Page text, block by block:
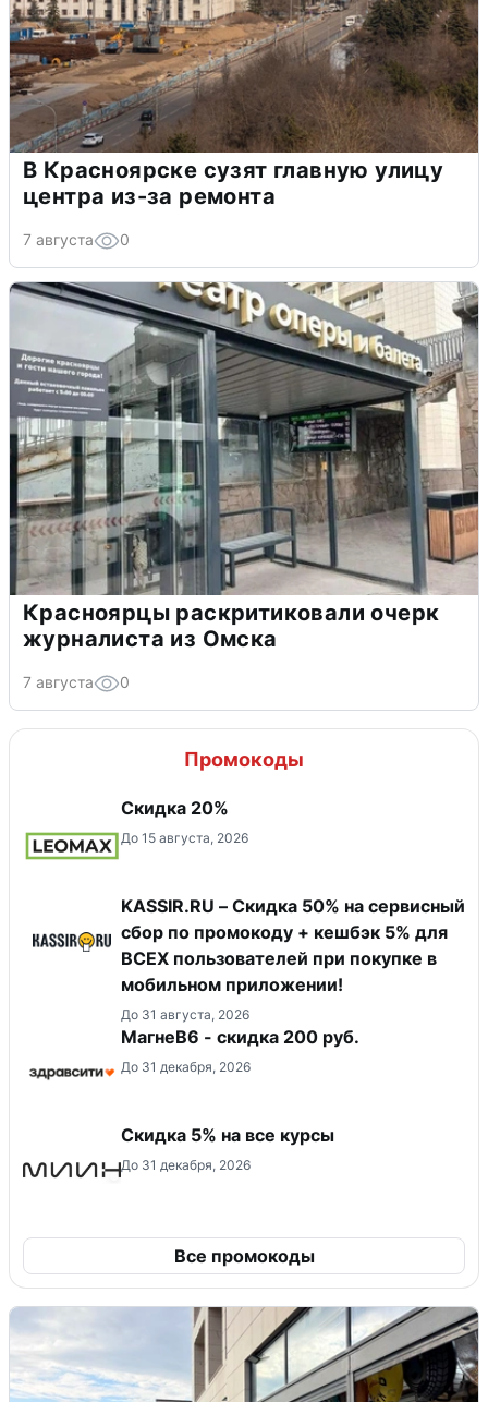
В Красноярске сузят главную улицу
центра из-за ремонта
7 августа 0
Красноярцы раскритиковали очерк
журналиста из Омска
7 августа 0
Промокоды
Скидка 20%
До 15 августа, 2026
KASSIR.RU – Скидка 50% на сервисный
сбор по промокоду + кешбэк 5% для
ВСЕХ пользователей при покупке в
мобильном приложении!
До 31 августа, 2026
МагнеB6 - скидка 200 руб.
До 31 декабря, 2026
Скидка 5% на все курсы
До 31 декабря, 2026
Все промокоды